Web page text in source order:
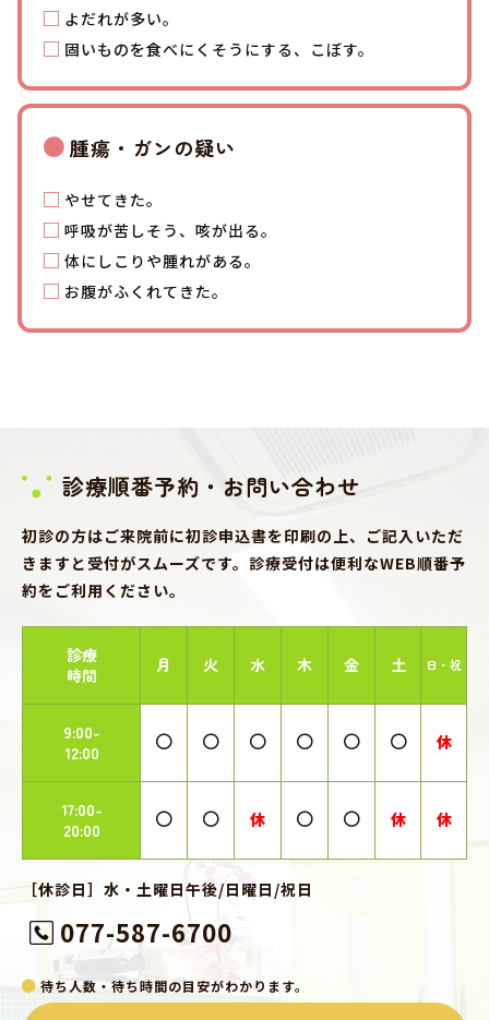
よだれが多い。
固いものを食べにくそうにする、こぼす。
腫瘍・ガンの疑い
やせてきた。
呼吸が苦しそう、咳が出る。
体にしこりや腫れがある。
お腹がふくれてきた。
診療順番予約・お問い合わせ
初診の方はご来院前に初診申込書を印刷の上、ご記入いただ
きますと受付がスムーズです。診療受付は便利なWEB順番予
約をご利用ください。
診療
時間
月 火 水 木 金 土 日・祝
9:00-
12:00
休
17:00-
20:00
休 休 休
［休診日］水・土曜日午後/日曜日/祝日
077-587-6700
待ち人数・待ち時間の目安がわかります。